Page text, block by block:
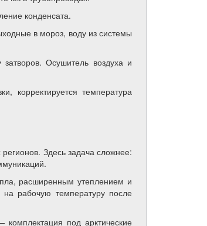
конденсата.
в мороз, воду из системы
Осушитель воздуха и
корректируется температура
Здесь задача сложнее:
расширенным утеплением и
рабочую температуру после
под арктические